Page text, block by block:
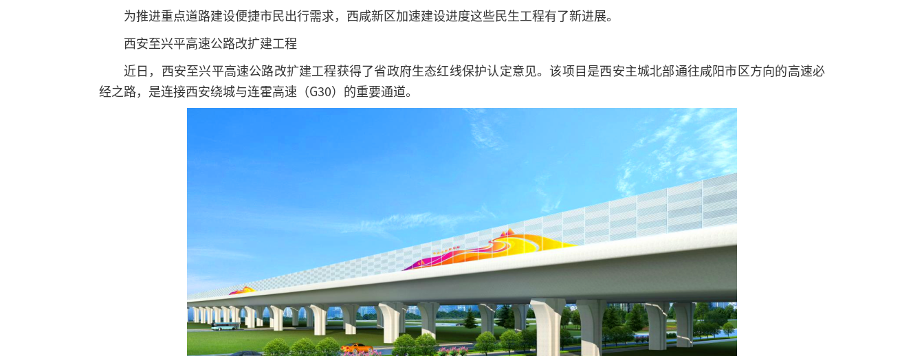
为推进重点道路建设便捷市民出行需求， 西咸新区加速建设进度这些民生工程有了新进展。
西安至兴平高速公路改扩建工程
近日，西安至兴平高速公路改扩建工程获得了省政府生态红线保护认定意见。该项目是西安主城北部通往咸阳市区方向的高速必
经之路，是连接西安绕城与连霍高速（G30）的重要通道。